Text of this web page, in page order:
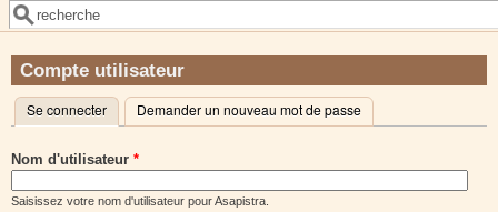
Formulaire de recherche
Rechercher
Compte utilisateur
Onglets principaux
Se connecter (onglet actif)
Demander un nouveau mot de passe
Nom d'utilisateur *
Saisissez votre nom d'utilisateur pour Asapistra.